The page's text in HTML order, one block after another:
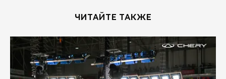
ЧИТАЙТЕ ТАКЖЕ